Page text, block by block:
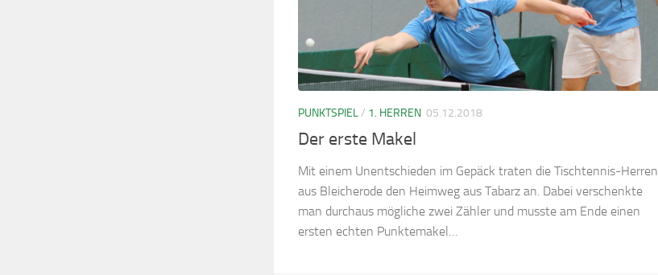
PUNKTSPIEL/ 1. HERREN 05.12.2018
Der erste Makel
Mit einem Unentschieden im Gepäck traten die Tischtennis-Herren
aus Bleicherode den Heimweg aus Tabarz an. Dabei verschenkte
man durchaus mögliche zwei Zähler und musste am Ende einen
ersten echten Punktemakel…